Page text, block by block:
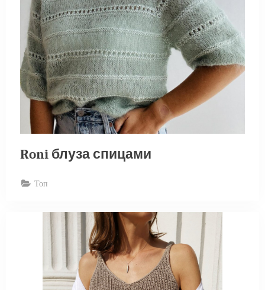
Roni блуза спицами
Топ